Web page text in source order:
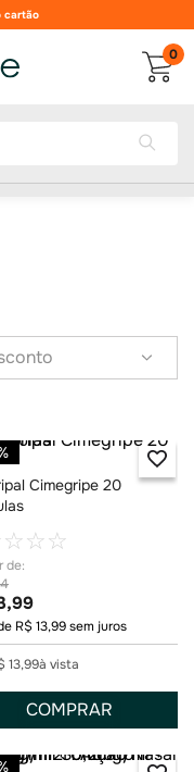
cartão
0
Cimegripe 20
☆☆☆
,99
R$13,99sem juros
13,99à vista
COMPRAR